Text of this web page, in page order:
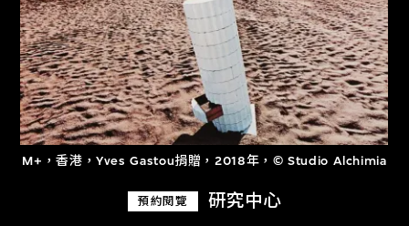
M+，香港，Yves Gastou捐贈，2018年，© Studio Alchimia
預約閱覽 研究中心
進一步篩選 搜索
關於M+藏品
探索世界頂級的二十及二十一世紀視覺